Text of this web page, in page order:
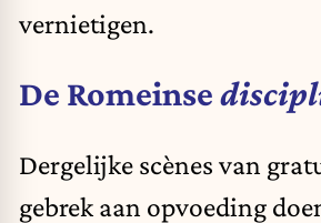
vernietigen.
De Romeinse
Dergelijke scènes van
gebrek aan opvoeding